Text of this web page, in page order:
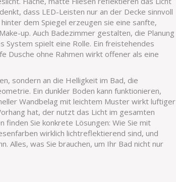
dass LED-Leisten nur an der Decke sinnvoll
dem Spiegel erzeugen sie eine sanfte,
up. Auch Badezimmer gestalten, die Planung
System spielt eine Rolle. Ein freistehendes
Dusche ohne Rahmen wirkt offener als eine
sondern an die Helligkeit im Bad, die
. Ein dunkler Boden kann funktionieren,
Wandbelag mit leichtem Muster wirkt luftiger
hat, der nutzt das Licht im gesamten
finden Sie konkrete Lösungen: Wie Sie mit
wirklich lichtreflektierend sind, und
Alles, was Sie brauchen, um Ihr Bad nicht nur